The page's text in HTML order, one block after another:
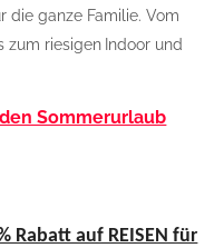
die ganze Familie. Vom
zum riesigen Indoor und
Sommerurlaub
Rabatt auf REISEN für